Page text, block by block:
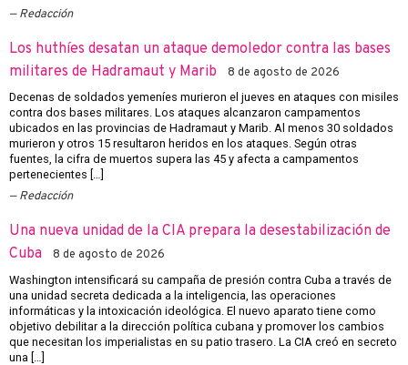
Redacción
Los huthíes desatan un ataque demoledor contra las bases
militares de Hadramaut y Marib
8 de agosto de 2026
Decenas de soldados yemeníes murieron el jueves en ataques con misiles
contra dos bases militares. Los ataques alcanzaron campamentos
ubicados en las provincias de Hadramaut y Marib. Al menos 30 soldados
murieron y otros 15 resultaron heridos en los ataques. Según otras
fuentes, la cifra de muertos supera las 45 y afecta a campamentos
pertenecientes […]
Redacción
Una nueva unidad de la CIA prepara la desestabilización de
Cuba
8 de agosto de 2026
Washington intensificará su campaña de presión contra Cuba a través de
una unidad secreta dedicada a la inteligencia, las operaciones
informáticas y la intoxicación ideológica. El nuevo aparato tiene como
objetivo debilitar a la dirección política cubana y promover los cambios
que necesitan los imperialistas en su patio trasero. La CIA creó en secreto
una […]